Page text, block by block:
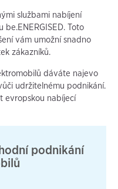
službami nabíjení
Toto
vám umožní snadno
zákazníků.
dáváte najevo
udržitelnému podnikání.
evropskou nabíjecí
podnikání